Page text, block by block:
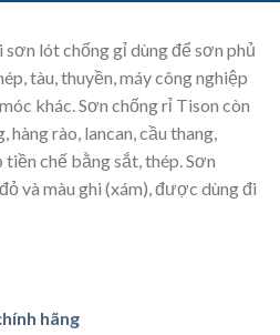
sơn lót chống gỉ dùng để sơn phủ
tàu, thuyền, máy công nghiệp
khác. Sơn chống rỉ Tison còn
hàng rào, lancan, cầu thang,
chế bằng sắt, thép. Sơn
và màu ghi (xám), được dùng đi
hãng